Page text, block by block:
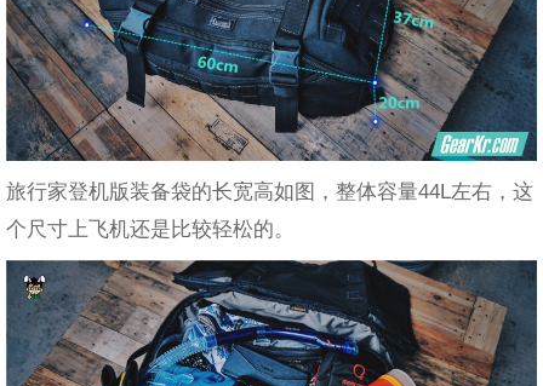
旅行家登机版装备袋的长宽高如图，整体容量44L左右，这
个尺寸上飞机还是比较轻松的。